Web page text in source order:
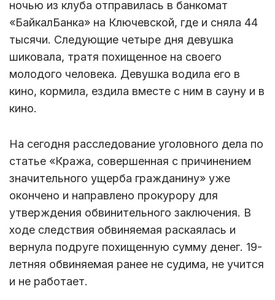
ночью из клуба отправилась в банкомат
«БайкалБанка» на Ключевской, где и сняла 44
тысячи. Следующие четыре дня девушка
шиковала, тратя похищенное на своего
молодого человека. Девушка водила его в
кино, кормила, ездила вместе с ним в сауну и в
кино.
На сегодня расследование уголовного дела по
статье «Кража, совершенная с причинением
значительного ущерба гражданину» уже
окончено и направлено прокурору для
утверждения обвинительного заключения. В
ходе следствия обвиняемая раскаялась и
вернула подруге похищенную сумму денег. 19-
летняя обвиняемая ранее не судима, не учится
и не работает.